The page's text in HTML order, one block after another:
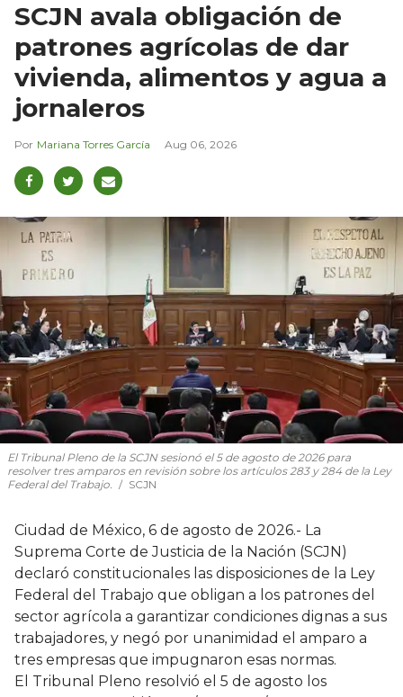
SCJN avala obligación de
patrones agrícolas de dar
vivienda, alimentos y agua a
jornaleros
Mariana Torres García Aug 06, 2026
El Tribunal Pleno de la SCJN sesionó el 5 de agosto de 2026 para
resolver tres amparos en revisión sobre los artículos 283 y 284 de la Ley
Federal del Trabajo.
SCJN
Ciudad de México, 6 de agosto de 2026.- La
Suprema Corte de Justicia de la Nación (SCJN)
declaró constitucionales las disposiciones de la Ley
Federal del Trabajo que obligan a los patrones del
sector agrícola a garantizar condiciones dignas a sus
trabajadores, y negó por unanimidad el amparo a
tres empresas que impugnaron esas normas.
El Tribunal Pleno resolvió el 5 de agosto los